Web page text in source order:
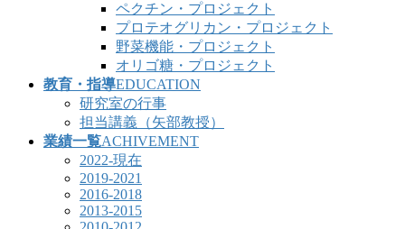
ペクチン・プロジェクト
プロテオグリカン・プロジェクト
野菜機能・プロジェクト
オリゴ糖・プロジェクト
教育・指導EDUCATION
研究室の行事
担当講義（矢部教授）
業績一覧ACHIVEMENT
2022-現在
2019-2021
2016-2018
2013-2015